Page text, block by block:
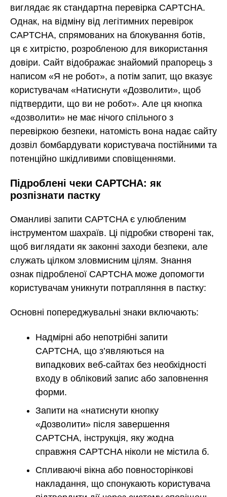
виглядає як стандартна перевірка CAPTCHA.
Однак, на відміну від легітимних перевірок
CAPTCHA, спрямованих на блокування ботів,
ця є хитрістю, розробленою для використання
довіри. Сайт відображає знайомий прапорець з
написом «Я не робот», а потім запит, що вказує
користувачам «Натиснути «Дозволити», щоб
підтвердити, що ви не робот». Але ця кнопка
«дозволити» не має нічого спільного з
перевіркою безпеки, натомість вона надає сайту
дозвіл бомбардувати користувача постійними та
потенційно шкідливими сповіщеннями.
Підроблені чеки CAPTCHA: як
розпізнати пастку
Оманливі запити CAPTCHA є улюбленим
інструментом шахраїв. Ці підробки створені так,
щоб виглядати як законні заходи безпеки, але
служать цілком зловмисним цілям. Знання
ознак підробленої CAPTCHA може допомогти
користувачам уникнути потрапляння в пастку:
Основні попереджувальні знаки включають:
Надмірні або непотрібні запити
CAPTCHA, що з’являються на
випадкових веб-сайтах без необхідності
входу в обліковий запис або заповнення
форми.
Запити на «натиснути кнопку
«Дозволити» після завершення
CAPTCHA, інструкція, яку жодна
справжня CAPTCHA ніколи не містила б.
Спливаючі вікна або повносторінкові
накладання, що спонукають користувача